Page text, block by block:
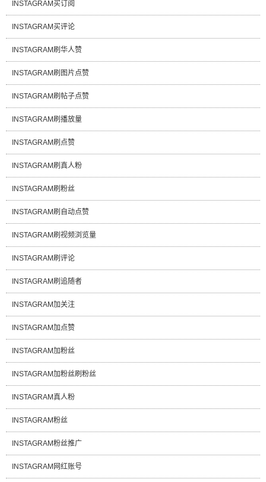
INSTAGRAM买订阅
INSTAGRAM买评论
INSTAGRAM刷华人赞
INSTAGRAM刷图片点赞
INSTAGRAM刷帖子点赞
INSTAGRAM刷播放量
INSTAGRAM刷点赞
INSTAGRAM刷真人粉
INSTAGRAM刷粉丝
INSTAGRAM刷自动点赞
INSTAGRAM刷视频浏览量
INSTAGRAM刷评论
INSTAGRAM刷追随者
INSTAGRAM加关注
INSTAGRAM加点赞
INSTAGRAM加粉丝
INSTAGRAM加粉丝刷粉丝
INSTAGRAM真人粉
INSTAGRAM粉丝
INSTAGRAM粉丝推广
INSTAGRAM网红账号